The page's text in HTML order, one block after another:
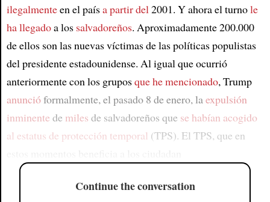
ilegalmenteen el paísa partir del2001. Y ahora el turnole
ha llegadoa los salvadoreños. Aproximadamente 200.000
de ellos son las nuevas víctimas de las políticas populistas
del presidente estadounidense. Al igual que ocurrió
anteriormente con los gruposque he mencionado, Trump
anuncióformalmente, el pasado 8 de enero, laexpulsión
inminente de miles de salvadoreños que se habían acogido
al estatus de protección temporal (TPS). El TPS, que en
Continue the conversation